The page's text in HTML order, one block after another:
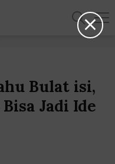
Bulat isi,
Jadi Ide